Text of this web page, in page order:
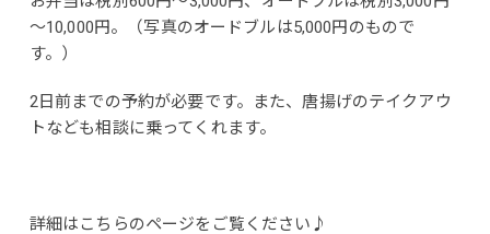
～10,000円。（写真のオードブルは5,000円のもので
す。）
2日前までの予約が必要です。また、唐揚げのテイクアウ
トなども相談に乗ってくれます。
詳細はこちらのページをご覧ください♪